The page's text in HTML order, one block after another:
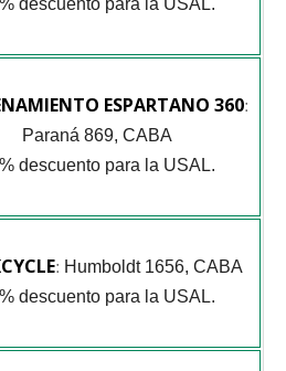
descuento para la USAL.
ESPARTANO 360:
Paraná 869, CABA
descuento para la USAL.
: Humboldt 1656, CABA
descuento para la USAL.